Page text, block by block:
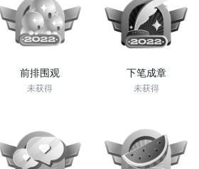
前排围观
未获得
下笔成章
未获得